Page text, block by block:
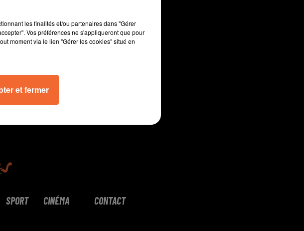
15 min 19 sec
SPORT CINÉMA CONTACT
les finalités et/ou partenaires dans "Gérer
Vos préférences ne s'appliqueront que pour
moment via le lien "Gérer les cookies" situé en
et fermer